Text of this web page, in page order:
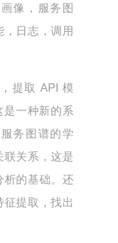
像，服务图
日志，调用
提取 API 模
是一种新的系
务图谱的学
联关系，这是
析的基础。还
提取，找出